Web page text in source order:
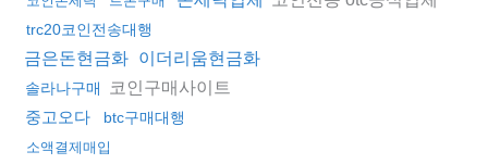
trc20코인전송대행
금은돈현금화 이더리움현금화
솔라나구매 코인구매사이트
중고오다 btc구매대행
소액결제매입